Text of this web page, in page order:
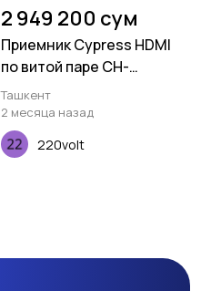
2 949 200 сум
Приемник Cypress HDMI
по витой паре CH-
506RXPLBD
Ташкент
2 месяца назад
220volt